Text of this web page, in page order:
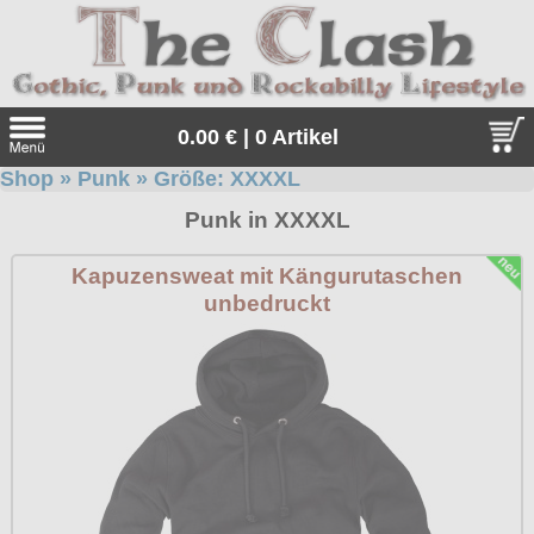
0.00 € | 0 Artikel
Sonderangebote
Kleidung/Gothic
Shop » Punk » Größe: XXXXL
Punk in XXXXL
Kapuzensweat mit Kängurutaschen
unbedruckt